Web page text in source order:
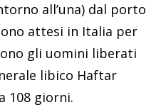
all’una) dal porto
attesi in Italia per
gli uomini liberati
libico Haftar
108 giorni.